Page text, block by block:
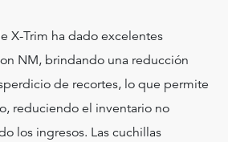
X-Trim ha dado excelentes
NM, brindando una reducción
de recortes, lo que permite
reduciendo el inventario no
los ingresos. Las cuchillas